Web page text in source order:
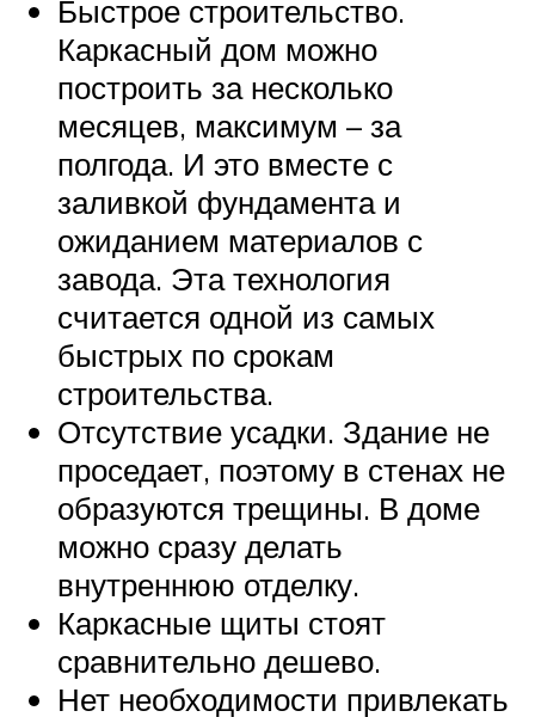
Быстрое строительство.
Каркасный дом можно
построить за несколько
месяцев, максимум – за
полгода. И это вместе с
заливкой фундамента и
ожиданием материалов с
завода. Эта технология
считается одной из самых
быстрых по срокам
строительства.
Отсутствие усадки. Здание не
проседает, поэтому в стенах не
образуются трещины. В доме
можно сразу делать
внутреннюю отделку.
Каркасные щиты стоят
сравнительно дешево.
Нет необходимости привлекать